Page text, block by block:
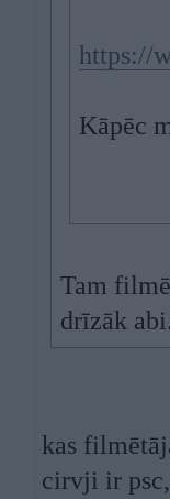
https://
Kāpēc
Tam
drīzāk
kas
cirvji ir